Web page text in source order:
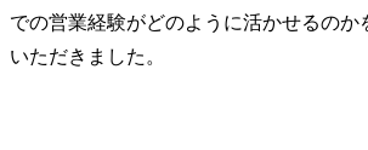
での営業経験がどのように活かせるのか
いただきました。